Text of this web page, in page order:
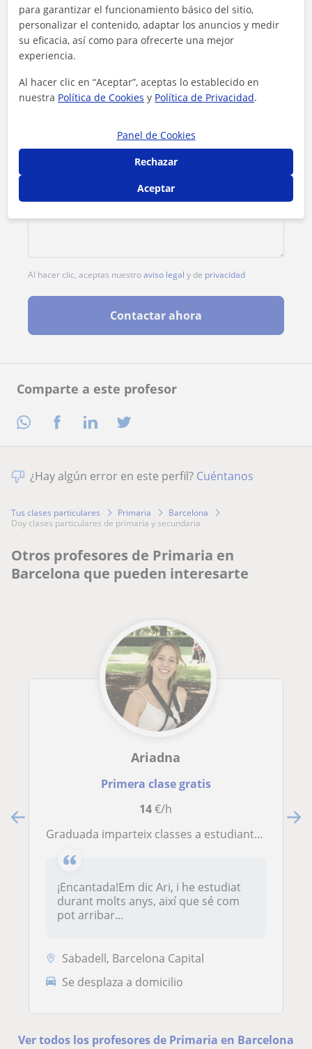
Comparte a este profesor
Al hacer clic, aceptas nuestroaviso legal y de privacidad
Contactar ahora
¿Hay algún error en este perfil? Cuéntanos
Tus clases particulares Primaria
Barcelona
doy clases particulares de primaria y secundaria
Otros profesores de Primaria en
Barcelona que pueden interesarte
Ariadna
Primera clase gratis
14€/h
Graduada imparteix classes a estudiants de primària - Graduada en psicología imparte classes a estudiantes de primària
¡Encantada!Em dic Ari, i he estudiat
durant molts anys, així que sé com
pot arribar...
Sabadell, Barcelona Capital
Se desplaza a domicilio
Ver todos los profesores de Primaria en Barcelona
para garantizar el funcionamiento básico del sitio,
personalizar el contenido, adaptar los anuncios y medir
su eficacia, así como para ofrecerte una mejor
experiencia.
Al hacer clic en “Aceptar”, aceptas lo establecido en
nuestra Política de Cookies y Política de Privacidad.
Panel de Cookies
Rechazar
Aceptar